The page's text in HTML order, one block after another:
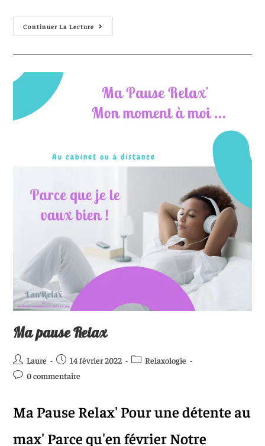
Continuer La Lecture
Ma pause Relax
Laure 14 février 2022
Relaxologie
0 commentaire
Ma Pause Relax' Pour une détente au
max' Parce qu'en février Notre